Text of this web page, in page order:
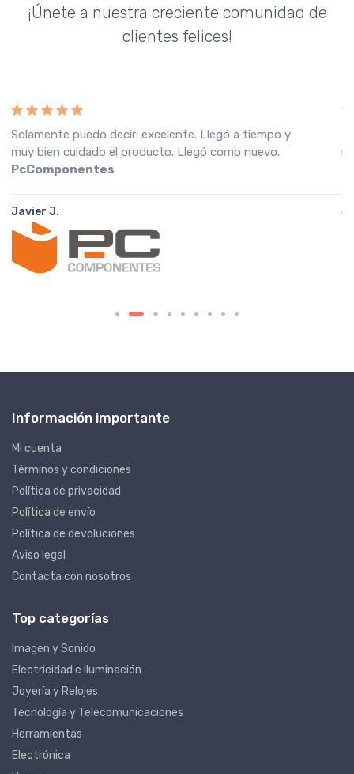
¡Únete a nuestra creciente comunidad de
clientes felices!
Recebi a encomenda em perfeitas condições, o que
muito agradeço. Recomendo o vendedor.Fnac
Portugal
João A.
Información importante
Mi cuenta
Términos y condiciones
Política de privacidad
Política de envío
Política de devoluciones
Aviso legal
Contacta con nosotros
Top categorías
Imagen y Sonido
Electricidad e Iluminación
Joyería y Relojes
Tecnología y Telecomunicaciones
Herramientas
Electrónica